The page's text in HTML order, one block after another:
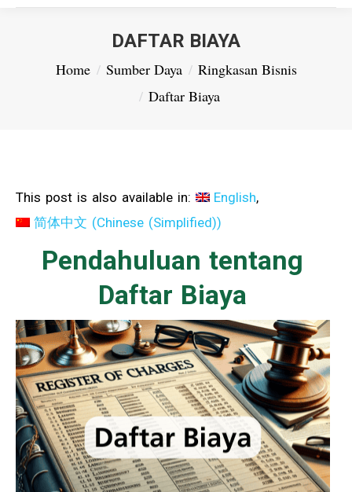
DAFTAR BIAYA
You are here:
Home Sumber Daya
Ringkasan Bisnis
Daftar Biaya
This post is also available in:
English
简体中文 (Chinese (Simplified))
Pendahuluan tentang
Daftar Biaya